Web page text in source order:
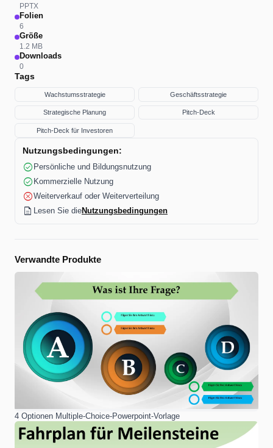
PPTX
Folien
6
Größe
1.2 MB
Downloads
0
Tags
Wachstumsstrategie Geschäftsstrategie
Strategische Planung Pitch-Deck
Pitch-Deck für Investoren
Nutzungsbedingungen:
check_circle Persönliche und Bildungsnutzung
check_circle Kommerzielle Nutzung
cancelWeiterverkauf oder Weiterverteilung
description Lesen Sie dieNutzungsbedingungen
Verwandte Produkte
4 Optionen Multiple-Choice-Powerpoint-Vorlage